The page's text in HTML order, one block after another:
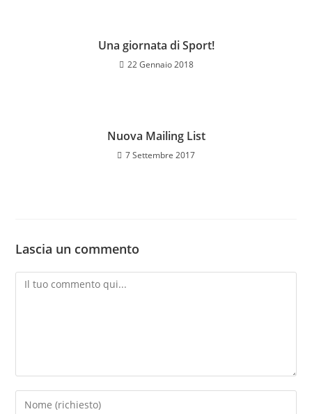
Una giornata di Sport!
22 Gennaio 2018
Nuova Mailing List
7 Settembre 2017
Lascia un commento